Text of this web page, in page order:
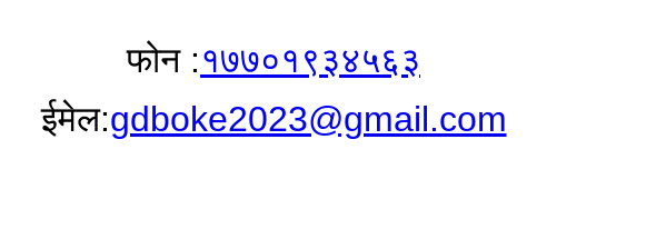
फोन :१७७०१९३४५६३
ईमेल:gdboke2023@gmail.com